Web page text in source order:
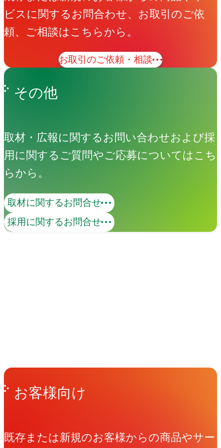
ビスに関するお問合わせ、お取引のご依
頼、ご相談はこちらから。
お取引のご依頼・相談
その他
取材・広報に関するお問い合わせおよび採
用に関するご質問やご応募についてはこち
らから。
取材に関するお問合せ
採用に関するお問合せ
Get in Touchお問い合わせ
お客様向け
既存または新規のお客様からの商品やサー